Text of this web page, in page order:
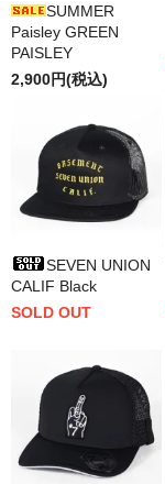
SUMMER
Paisley GREEN
PAISLEY
2,900円(税込)
SEVEN UNION
CALIF Black
SOLD OUT